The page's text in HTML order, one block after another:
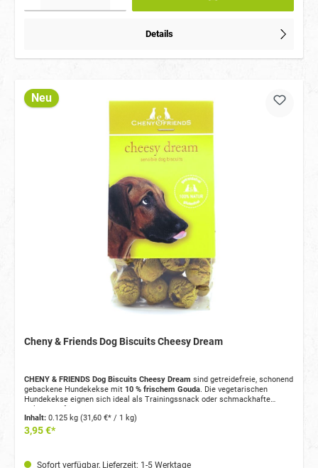
Details
Neu
Cheny & Friends Dog Biscuits Cheesy Dream
CHENY & FRIENDS Dog Biscuits Cheesy Dream sind getreidefreie, schonend
gebackene Hundekekse mit 10 % frischem Gouda. Die vegetarischen
Hundekekse eignen sich ideal als Trainingssnack oder schmackhafte
Inhalt: 0.125 kg (31,60 €* / 1 kg)
3,95 €*
Sofort verfügbar, Lieferzeit: 1-5 Werktage